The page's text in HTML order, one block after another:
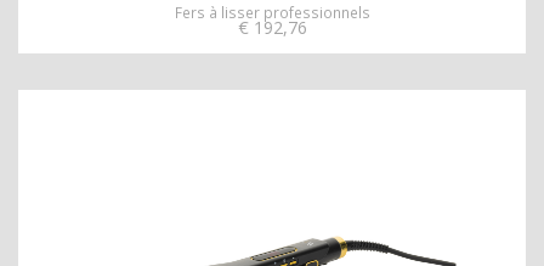
Fers à lisser professionnels
€ 192,76